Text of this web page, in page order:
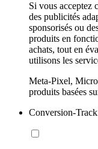
Si vous acceptez
des publicités
sponsorisés ou
produits en
achats, tout en
utilisons les
Meta-Pixel,
produits basées
Conversion-